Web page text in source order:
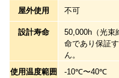
屋外使用 不可
設計寿命
50,000h（光
命であり保証
ん。
使用温度範囲
-10℃〜40℃